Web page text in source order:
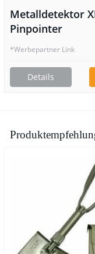
Metalldetektor
Pinpointer
*Werbepartner Link
Details